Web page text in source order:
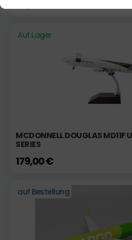
Auf Lager
MCDONNELL DOUGLAS MD11F
SERIES
179,00 €
auf Bestellung